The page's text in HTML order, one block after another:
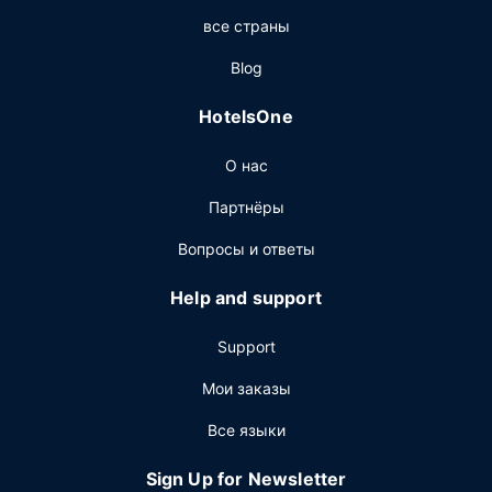
продуктовый магазин. Этот отель также предлагает
(шведский стол) предлагается ежедневно с 6:00 до
Для удобства гостей предоставляется следующее:
стойки регистрации и услуги прачечной.
Предоставляется бесплатная самостоятельная
все страны
Blog
HotelsOne
О нас
Партнёры
Вопросы и ответы
Help and support
Support
Мои заказы
Все языки
Sign Up for Newsletter